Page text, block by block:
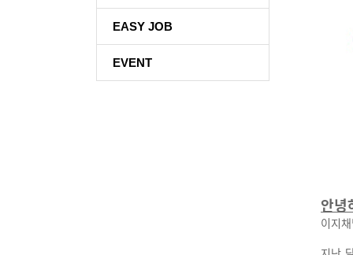
EASY JOB
EVENT
안녕
이지